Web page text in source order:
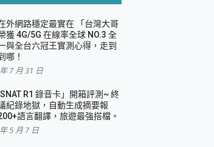
影 & 煥彩流動 」的沈浸
鼠 開箱 評測
終極桌面體驗
外網路穩定最實在 「台灣大哥
獲 4G/5G 在線率全球 NO.3 全
與全台六冠王實測心得，走到
哪！
7 月 31 日
R1 錄音卡」開箱評測~ 終
紀錄地獄，自動生成摘要報
語言翻譯，旅遊最強搭檔。
5 月 7 日